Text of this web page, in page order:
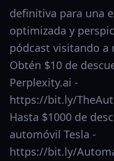
definitiva para una
optimizada y
pódcast visitando a
Obtén $10 de
Perplexity.ai -
https://bit.ly/
Hasta $1000 de
automóvil Tesla -
https://bit.ly/